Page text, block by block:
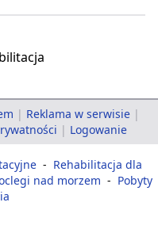
| Reklama w serwisie |
| Logowanie
- Rehabilitacja dla
nad morzem - Pobyty